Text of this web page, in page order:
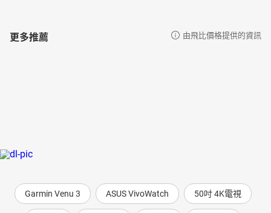
更多推薦 由飛比價格提供的資訊
Garmin Venu 3 ASUS VivoWatch 50吋 4K電視